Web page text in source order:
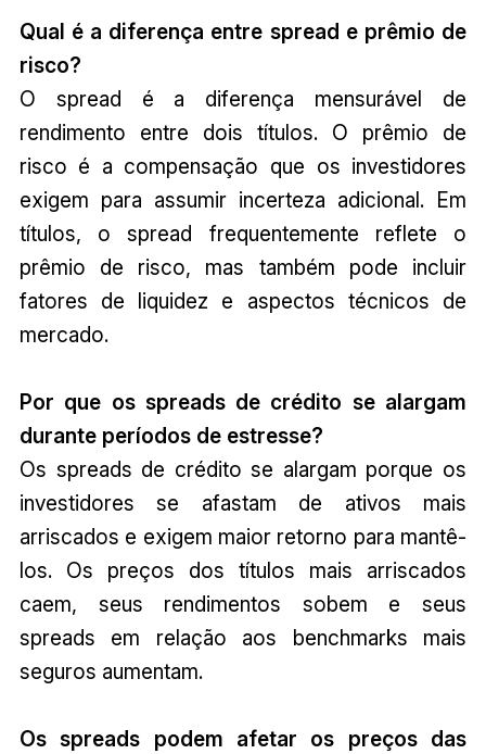
Qual é a diferença entre spread e prêmio de
risco?
O spread é a diferença mensurável de
rendimento entre dois títulos. O prêmio de
risco é a compensação que os investidores
exigem para assumir incerteza adicional. Em
títulos, o spread frequentemente reflete o
prêmio de risco, mas também pode incluir
fatores de liquidez e aspectos técnicos de
mercado.
Por que os spreads de crédito se alargam
durante períodos de estresse?
Os spreads de crédito se alargam porque os
investidores se afastam de ativos mais
arriscados e exigem maior retorno para mantê-
los. Os preços dos títulos mais arriscados
caem, seus rendimentos sobem e seus
spreads em relação aos benchmarks mais
seguros aumentam.
Os spreads podem afetar os preços das